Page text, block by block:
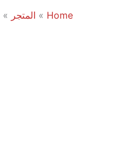
Home
» المتجر »